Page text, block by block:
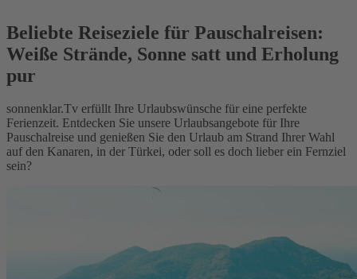
Beliebte Reiseziele für Pauschalreisen:
Weiße Strände, Sonne satt und Erholung
pur
sonnenklar.Tv erfüllt Ihre Urlaubswünsche für eine perfekte
Ferienzeit. Entdecken Sie unsere Urlaubsangebote für Ihre
Pauschalreise und genießen Sie den Urlaub am Strand Ihrer Wahl
auf den Kanaren, in der Türkei, oder soll es doch lieber ein Fernziel
sein?